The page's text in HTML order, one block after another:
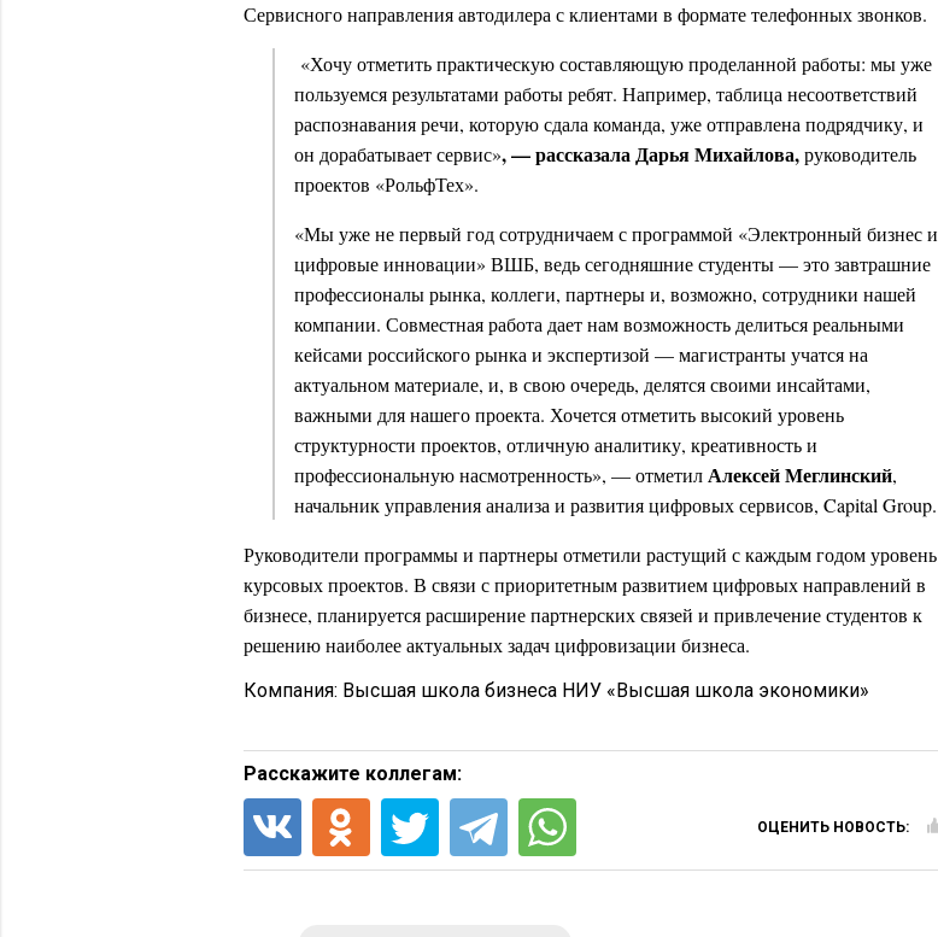
Сервисного направления автодилера с клиентами в формате телефонных звонков.
«Хочу отметить практическую составляющую проделанной работы: мы уже
пользуемся результатами работы ребят. Например, таблица несоответствий
распознавания речи, которую сдала команда, уже отправлена подрядчику, и
он дорабатывает сервис», — рассказала Дарья Михайлова,руководитель
проектов «РольфТех».
«Мы уже не первый год сотрудничаем с программой «Электронный бизнес и
цифровые инновации» ВШБ, ведь сегодняшние студенты — это завтрашние
профессионалы рынка, коллеги, партнеры и, возможно, сотрудники нашей
компании. Совместная работа дает нам возможность делиться реальными
кейсами российского рынка и экспертизой — магистранты учатся на
актуальном материале, и, в свою очередь, делятся своими инсайтами,
важными для нашего проекта. Хочется отметить высокий уровень
структурности проектов, отличную аналитику, креативность и
профессиональную насмотренность», — отметилАлексей Меглинский,
начальник управления анализа и развития цифровых сервисов, Capital Group.
Руководители программы и партнеры отметили растущий с каждым годом уровень
курсовых проектов. В связи с приоритетным развитием цифровых направлений в
бизнесе, планируется расширение партнерских связей и привлечение студентов к
решению наиболее актуальных задач цифровизации бизнеса.
Компания: Высшая школа бизнеса НИУ «Высшая школа экономики»
Расскажите коллегам:
ОЦЕНИТЬ НОВОСТЬ: